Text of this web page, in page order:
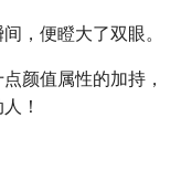
，便瞪大了双眼。
颜值属性的加持，
！